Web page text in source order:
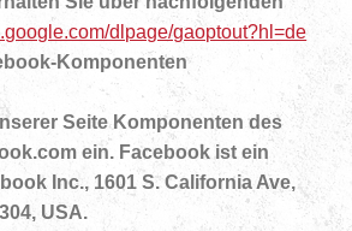
dlpage/gaoptout?hl=de
Komponenten
Seite Komponenten des
ein. Facebook ist ein
Inc., 1601 S. California Ave,
USA.